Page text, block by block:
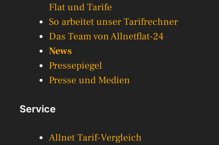
Flat und Tarife
So arbeitet unser Tarifrechner
Das Team von Allnetflat-24
News
Pressepiegel
Presse und Medien
Service
Allnet Tarif-Vergleich